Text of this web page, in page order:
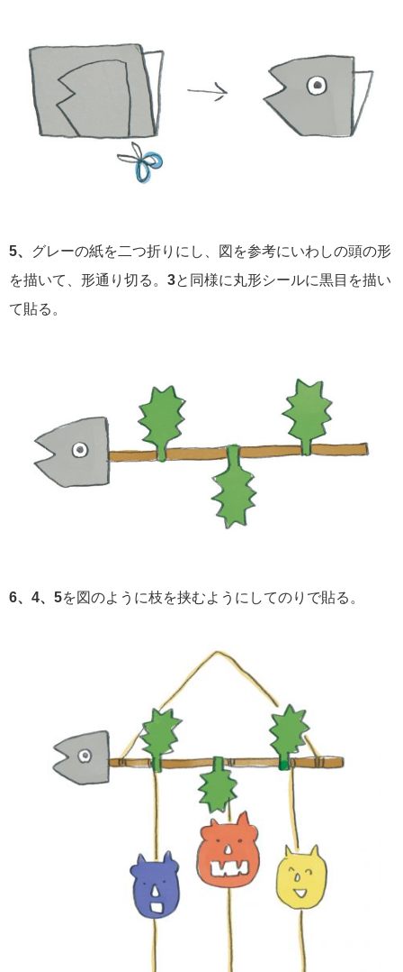
5、 グレーの紙を二つ折りにし、図を参考にいわしの頭の形
を描いて、形通り切る。 3と同様に丸形シールに黒目を描い
て貼る。
6、4、5を図のように枝を挟むようにしてのりで貼る。